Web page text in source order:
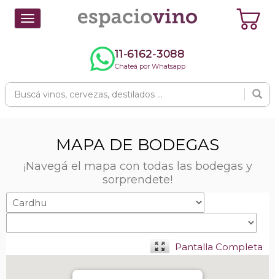
Toggle
navigation
11-6162-3088
Chateá por Whatsapp
MAPA DE BODEGAS
¡Navegá el mapa con todas las bodegas y
sorprendete!
Pantalla Completa